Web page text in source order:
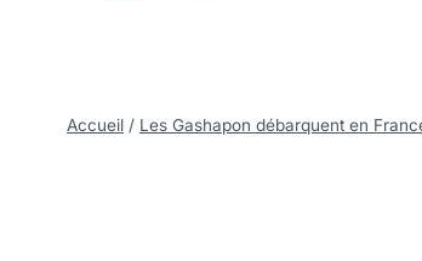
Accueil / Les Gashapon débarquent en